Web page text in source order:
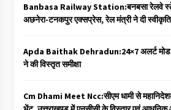
Banbasa Railway Station:बनबसा रेलवे
अछनेरा-टनकपुर एक्सप्रेस, रेल मंत्री ने दी स्वीकृति
Apda Baithak Dehradun:24×7 अलर्ट मोड
ने की विस्तृत समीक्षा
Cm Dhami Meet Ncc:सीएम धामी से